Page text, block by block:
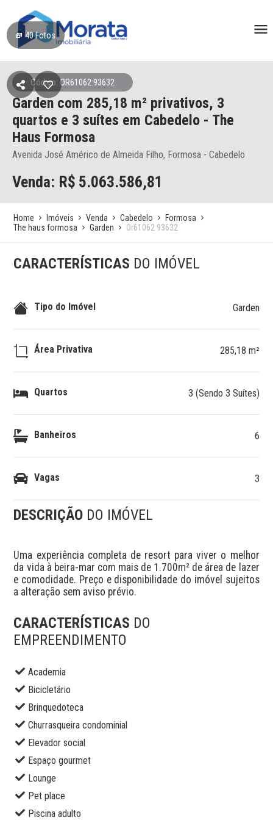
40Fotos
Código: OR61062:93632
Garden com 285,18 m² privativos, 3
quartos e 3 suítes em Cabedelo - The
Haus Formosa
Avenida José Américo de Almeida Filho, Formosa - Cabedelo
Venda: R$ 5.063.586,81
Home Imóveis Venda Cabedelo
Formosa
The haus formosa
Garden Or61062 93632
CARACTERÍSTICAS DO IMÓVEL
Tipo do Imóvel Garden
Área Privativa 285,18 m²
Quartos 3 (Sendo 3 Suítes)
Banheiros 6
Vagas 3
DESCRIÇÃO DO IMÓVEL
Uma experiência completa de resort para viver o melhor
da vida à beira-mar com mais de 1.700m² de área de lazer
e comodidade. Preço e disponibilidade do imóvel sujeitos
a alteração sem aviso prévio.
CARACTERÍSTICAS DO
EMPREENDIMENTO
Academia
Bicicletário
Brinquedoteca
Churrasqueira condominial
Elevador social
Espaço gourmet
Lounge
Pet place
Piscina adulto